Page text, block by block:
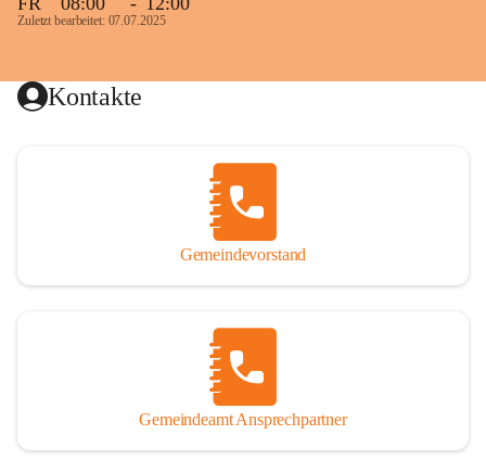
Zuletzt bearbeitet: 07.07.2025
Kontakte
Gemeindevorstand
Gemeindeamt Ansprechpartner